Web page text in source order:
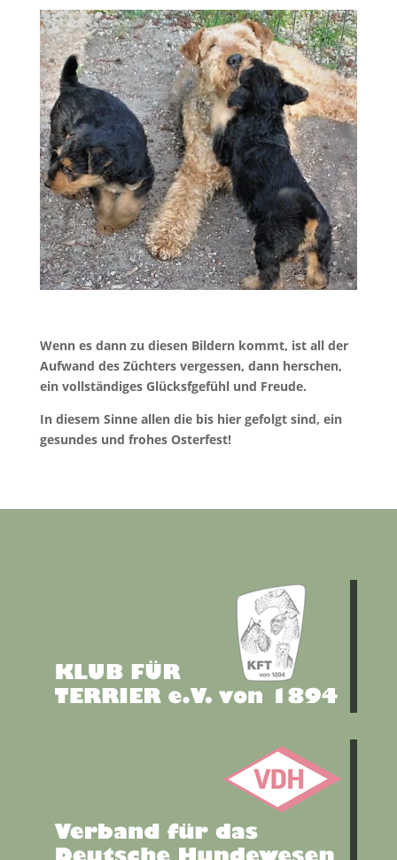
Wenn es dann zu diesen Bildern kommt, ist all der
Aufwand des Züchters vergessen, dann herschen,
ein vollständiges Glücksfgefühl und Freude.
In diesem Sinne allen die bis hier gefolgt sind, ein
gesundes und frohes Osterfest!